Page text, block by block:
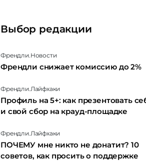
Выбор редакции
Френдли.Новости
Френдли снижает комиссию до 2%
Френдли.Лайфхаки
Профиль на 5+: как презентовать
и свой сбор на крауд-площадке
Френдли.Лайфхаки
ПОЧЕМУ мне никто не донатит? 10
советов, как просить о поддержке